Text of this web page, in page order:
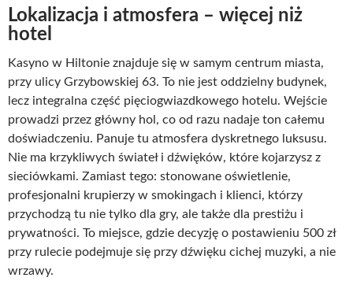
Lokalizacja i atmosfera – więcej niż
hotel
Kasyno w Hiltonie znajduje się w samym centrum miasta,
przy ulicy Grzybowskiej 63. To nie jest oddzielny budynek,
lecz integralna część pięciogwiazdkowego hotelu. Wejście
prowadzi przez główny hol, co od razu nadaje ton całemu
doświadczeniu. Panuje tu atmosfera dyskretnego luksusu.
Nie ma krzykliwych świateł i dźwięków, które kojarzysz z
sieciówkami. Zamiast tego: stonowane oświetlenie,
profesjonalni krupierzy w smokingach i klienci, którzy
przychodzą tu nie tylko dla gry, ale także dla prestiżu i
prywatności. To miejsce, gdzie decyzję o postawieniu 500 zł
przy rulecie podejmuje się przy dźwięku cichej muzyki, a nie
wrzawy.